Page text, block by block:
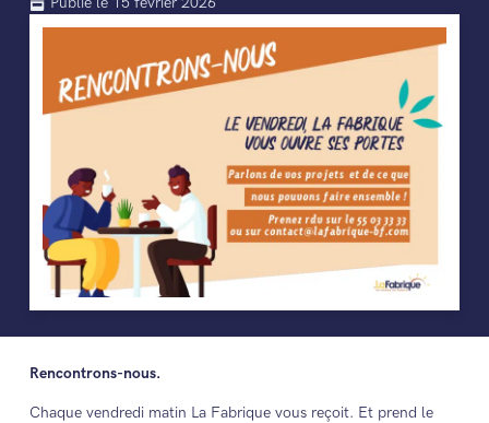
Rencontrons-nous.
Chaque vendredi matin La Fabrique vous reçoit. Et prend le